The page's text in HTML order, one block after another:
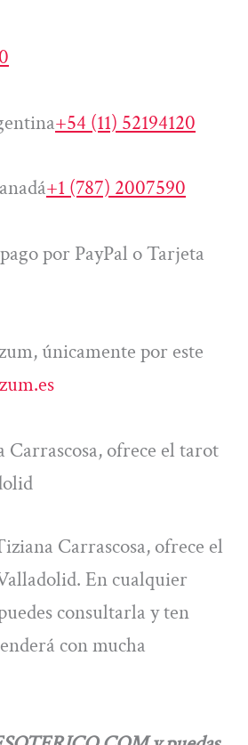
+54 (11) 52194120
+1 (787) 2007590
por PayPal o Tarjeta
únicamente por este
Carrascosa, ofrece el tarot
Carrascosa, ofrece el
En cualquier
consultarla y ten
con mucha